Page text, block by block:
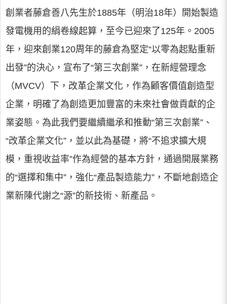
創業者藤倉善八先生於1885年（明治18年）開始製造
發電機用的絹卷線起算，至今已迎來了125年。2005
年，迎來創業120周年的藤倉為堅定“以零為起點重新
出發”的決心，宣布了“第三次創業”，在新經營理念
（MVCV）下，改革企業文化，作為顧客價值創造型
企業，明確了為創造更加豐富的未來社會做貢獻的企
業姿態。為此我們要繼續繼承和推動“第三次創業”、
“改革企業文化”，並以此為基礎，將“不追求擴大規
模，重視收益率”作為經營的基本方針，通過開展業務
的“選擇和集中”，強化“產品製造能力”，不斷地創造企
業新陳代謝之“源”的新技術、新產品。